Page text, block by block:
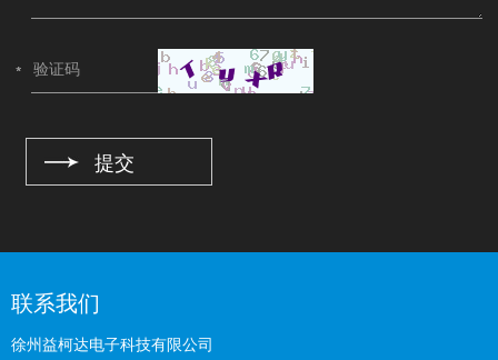
联系我们
徐州益柯达电子科技有限公司